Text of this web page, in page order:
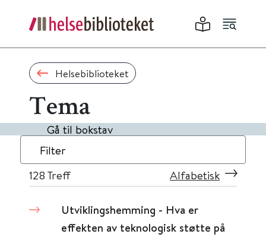
Helsebiblioteket
Tema
Gå til bokstav
Filter
128 Treff Alfabetisk
Utviklingshemming - Hva er
effekten av teknologisk støtte på